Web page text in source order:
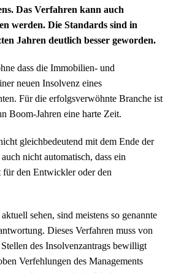
Das Verfahren kann auch
werden. Die Standards sind in
Jahren deutlich besser geworden.
dass die Immobilien- und
neuen Insolvenz eines
Für die erfolgsverwöhnte Branche ist
Boom-Jahren eine harte Zeit.
gleichbedeutend mit dem Ende der
nicht automatisch, dass ein
den Entwickler oder den
sehen, sind meistens so genannte
Dieses Verfahren muss von
des Insolvenzantrags bewilligt
Verfehlungen des Managements